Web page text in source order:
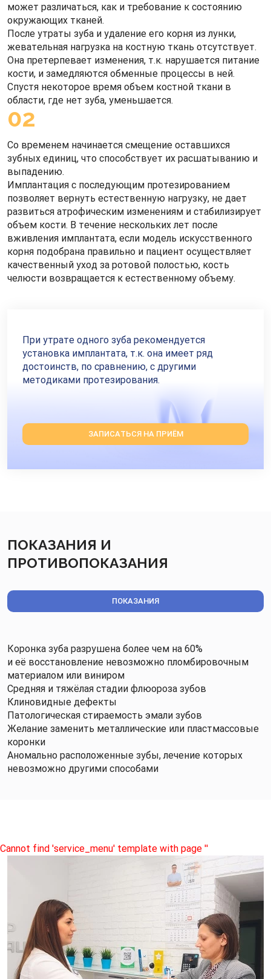
может различаться, как и требование к состоянию
окружающих тканей.
После утраты зуба и удаление его корня из лунки,
жевательная нагрузка на костную ткань отсутствует.
Она претерпевает изменения, т.к. нарушается питание
кости, и замедляются обменные процессы в ней.
Спустя некоторое время объем костной ткани в
области, где нет зуба, уменьшается.
02
Со временем начинается смещение оставшихся
зубных единиц, что способствует их расшатыванию и
выпадению.
Имплантация с последующим протезированием
позволяет вернуть естественную нагрузку, не дает
развиться атрофическим изменениям и стабилизирует
объем кости. В течение нескольких лет после
вживления имплантата, если модель искусственного
корня подобрана правильно и пациент осуществляет
качественный уход за ротовой полостью, кость
челюсти возвращается к естественному объему.
При утрате одного зуба рекомендуется
установка имплантата, т.к. она имеет ряд
достоинств, по сравнению, с другими
методиками протезирования.
ЗАПИСАТЬСЯ НА ПРИЁМ
ПОКАЗАНИЯ И
ПРОТИВОПОКАЗАНИЯ
ПОКАЗАНИЯ
Коронка зуба разрушена более чем на 60%
и её восстановление невозможно пломбировочным
материалом или виниром
Средняя и тяжёлая стадии флюороза зубов
Клиновидные дефекты
Патологическая стираемость эмали зубов
Желание заменить металлические или пластмассовые
коронки
Аномально расположенные зубы, лечение которых
невозможно другими способами
Cannot find 'service_menu' template with page ''